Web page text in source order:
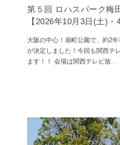
第５回 ロハスパーク梅
【2026年10月3日(土)・
大阪の中心！扇町公園で、約2
が決定しました！今回も関西テ
ます！！ 会場は関西テレビ放